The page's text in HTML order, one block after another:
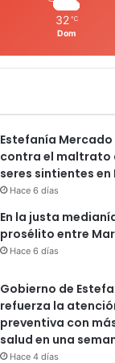
32 ℃
Dom
Estefanía
contra el maltrato
seres sintientes
Hace 6 días
En la justa
prosélito entre
Hace 6 días
Gobierno de
refuerza la
preventiva con
salud en una
Hace 4 días